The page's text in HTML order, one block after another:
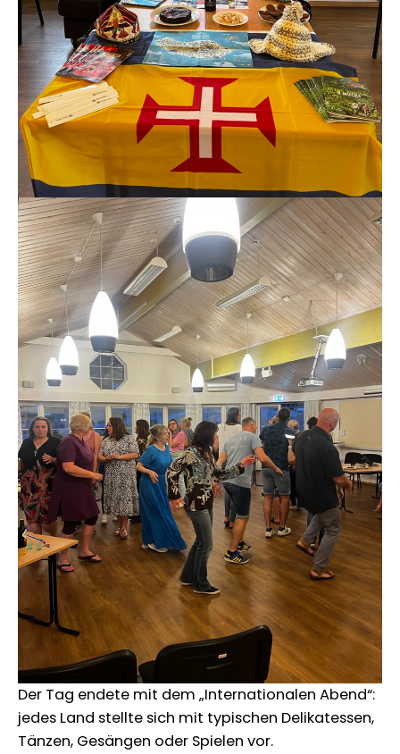
Der Tag endete mit dem „Internationalen Abend“:
jedes Land stellte sich mit typischen Delikatessen,
Tänzen, Gesängen oder Spielen vor.